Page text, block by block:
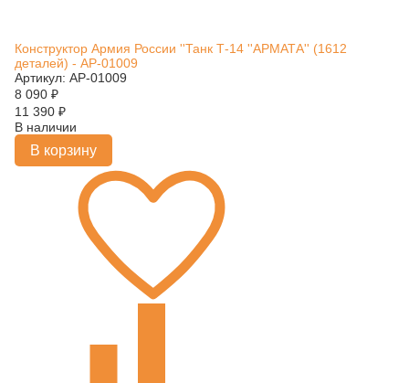
Конструктор Армия России ''Танк Т-14 ''АРМАТА'' (1612
деталей) - АР-01009
Артикул: АР-01009
8 090 ₽
11 390 ₽
В наличии
В корзину